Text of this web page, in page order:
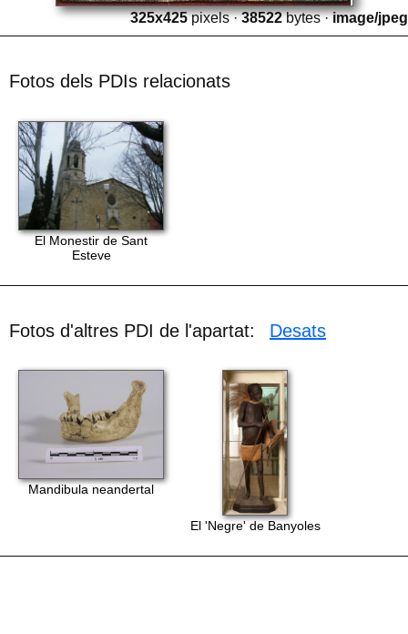
325x425pixels ·38522bytes ·image/jpeg
Fotos dels PDIs relacionats
El Monestir de Sant
Esteve
Fotos d'altres PDI de l'apartat: Desats
Mandibula neandertal
El 'Negre' de Banyoles